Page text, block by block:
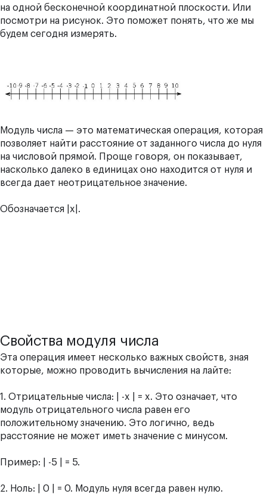
на одной бесконечной координатной плоскости. Или
посмотри на рисунок. Это поможет понять, что же мы
будем сегодня измерять.
Модуль числа — это математическая операция, которая
позволяет найти расстояние от заданного числа до нуля
на числовой прямой. Проще говоря, он показывает,
насколько далеко в единицах оно находится от нуля и
всегда дает неотрицательное значение.
Обозначается |x|.
Свойства модуля числа
Эта операция имеет несколько важных свойств, зная
которые, можно проводить вычисления на лайте:
1. Отрицательные числа: | -x | = x. Это означает, что
модуль отрицательного числа равен его
положительному значению. Это логично, ведь
расстояние не может иметь значение с минусом.
Пример: | -5 | = 5.
2. Ноль: | 0 | = 0. Модуль нуля всегда равен нулю.